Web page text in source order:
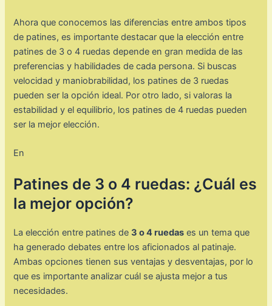
Ahora que conocemos las diferencias entre ambos tipos
de patines, es importante destacar que la elección entre
patines de 3 o 4 ruedas depende en gran medida de las
preferencias y habilidades de cada persona. Si buscas
velocidad y maniobrabilidad, los patines de 3 ruedas
pueden ser la opción ideal. Por otro lado, si valoras la
estabilidad y el equilibrio, los patines de 4 ruedas pueden
ser la mejor elección.
En
Patines de 3 o 4 ruedas: ¿Cuál es
la mejor opción?
La elección entre patines de 3 o 4 ruedas es un tema que
ha generado debates entre los aficionados al patinaje.
Ambas opciones tienen sus ventajas y desventajas, por lo
que es importante analizar cuál se ajusta mejor a tus
necesidades.